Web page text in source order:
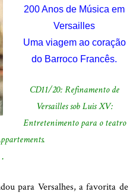
200 Anos de Música em
Versailles
Uma viagem ao coração
do Barroco Francês.
CD11/20: Refinamento de
Versailles sob Luis XV:
Entretenimento para o teatro
.
para Versalhes, a favorita de